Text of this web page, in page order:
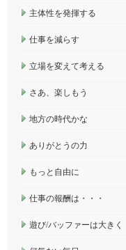
主体性を発揮する
仕事を減らす
立場を変えて考える
さあ、楽しもう
地方の時代かな
ありがとうの力
もっと自由に
仕事の報酬は・・・
遊び/バッファーは大きく